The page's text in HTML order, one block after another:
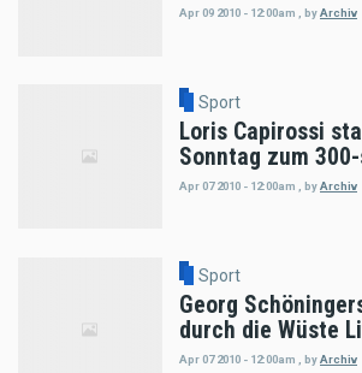
Apr 09 2010 - 12:00am , byArchiv
Sport
Loris Capirossi
Sonntag zum
Apr 07 2010 - 12:00am byArchiv
Sport
Georg
durch die Wüste
Apr 07 2010 - 12:00am byArchiv